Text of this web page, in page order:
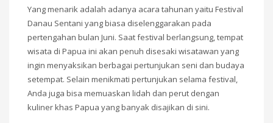
Yang menarik adalah adanya acara tahunan yaitu Festival
Danau Sentani yang biasa diselenggarakan pada
pertengahan bulan Juni. Saat festival berlangsung, tempat
wisata di Papua ini akan penuh disesaki wisatawan yang
ingin menyaksikan berbagai pertunjukan seni dan budaya
setempat. Selain menikmati pertunjukan selama festival,
Anda juga bisa memuaskan lidah dan perut dengan
kuliner khas Papua yang banyak disajikan di sini.